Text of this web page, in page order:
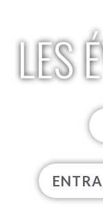
LES